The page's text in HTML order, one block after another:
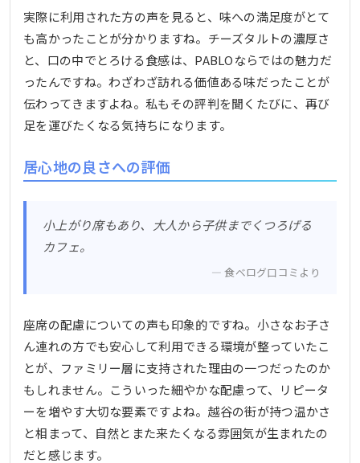
実際に利用された方の声を見ると、味への満足度がとて
も高かったことが分かりますね。チーズタルトの濃厚さ
と、口の中でとろける食感は、PABLOならではの魅力だ
ったんですね。わざわざ訪れる価値ある味だったことが
伝わってきますよね。私もその評判を聞くたびに、再び
足を運びたくなる気持ちになります。
居心地の良さへの評価
小上がり席もあり、大人から子供までくつろげる
カフェ。
食べログ口コミより
座席の配慮についての声も印象的ですね。小さなお子さ
ん連れの方でも安心して利用できる環境が整っていたこ
とが、ファミリー層に支持された理由の一つだったのか
もしれません。こういった細やかな配慮って、リピータ
ーを増やす大切な要素ですよね。越谷の街が持つ温かさ
と相まって、自然とまた来たくなる雰囲気が生まれたの
だと感じます。